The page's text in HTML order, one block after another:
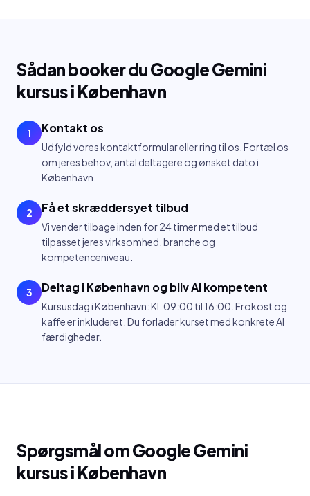
Sådan booker duGoogle Gemini
kursusi København
1 Kontakt os
Udfyld vores kontaktformular eller ring til os. Fortæl os
om jeres behov, antal deltagere og ønsket dato i
København.
2 Få et skræddersyet tilbud
Vi vender tilbage inden for 24 timer med et tilbud
tilpasset jeres virksomhed, branche og
kompetenceniveau.
3 Deltag i København og bliv AI kompetent
Kursusdag i København: Kl. 09:00 til 16:00. Frokost og
kaffe er inkluderet. Du forlader kurset med konkrete AI
færdigheder.
Spørgsmål omGoogle Gemini
kursusi København